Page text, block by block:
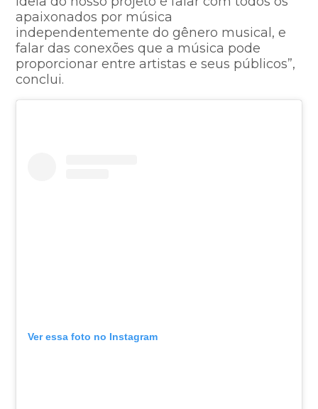
apaixonados por música
independentemente do gênero musical, e
falar das conexões que a música pode
proporcionar entre artistas e seus públicos”,
conclui.
Ver essa foto no Instagram